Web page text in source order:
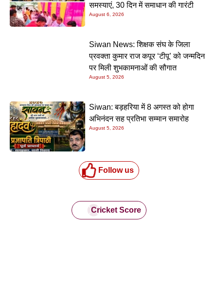
समस्याएं, 30 दिन में समाधान की गारंटी
August 6, 2026
Siwan News: शिक्षक संघ के जिला
प्रवक्ता कुमार राज कपूर ‘टीपू’ को जन्मदिन
पर मिली शुभकामनाओं की सौगात
August 5, 2026
Siwan: बड़हरिया में 8 अगस्त को होगा
अभिनंदन सह प्रतिभा सम्मान समारोह
August 5, 2026
Follow us
Cricket Score